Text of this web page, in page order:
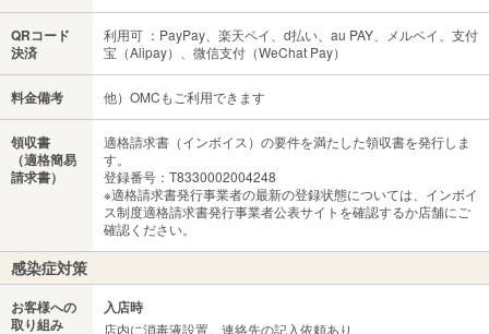
QRコード
決済
利用可 ：PayPay、楽天ペイ、d払い、au PAY、メルペイ、支付
宝（Alipay）、微信支付（WeChat Pay）
料金備考 他）OMCもご利用できます
領収書
（適格簡易
請求書）
適格請求書（インボイス）の要件を満たした領収書を発行しま
す。
登録番号：T8330002004248
※適格請求書発行事業者の最新の登録状態については、インボイ
ス制度適格請求書発行事業者公表サイトを確認するか店舗にご
確認ください。
感染症対策
お客様への
取り組み
入店時
店内に消毒液設置、連絡先の記入依頼あり